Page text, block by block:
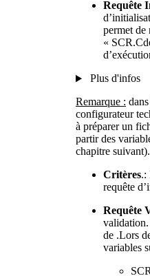
Requête
permet de
«
Plus d'infos
Remarque :
configurateur
à préparer un
partir des
chapitre suivant).
Critères.:
requête
Requête
de .Lors
variables